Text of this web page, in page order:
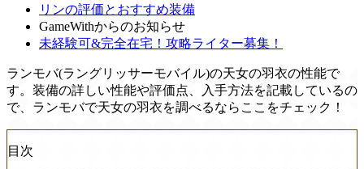
リンの評価とおすすめ装備
GameWithからのお知らせ
未経験可&完全在宅！攻略ライター募集！
ランモバ(ラングリッサーモバイル)の天女の羽衣の性能で
す。装備の詳しい性能や評価点、入手方法を記載しているの
で、ランモバで天女の羽衣を調べるならここをチェック！
目次